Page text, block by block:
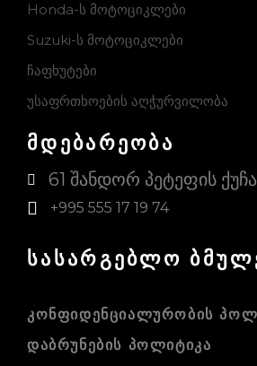
Honda-ს მოტოციკლები
Suzuki-ს მოტოციკლები
ჩაფხუტები
უსაფრთხოების აღჭურვილობა
მდებარეობა
61 შანდორ პეტეფის ქუჩა
+995 555 17 19 74
სასარგებლო
ᲙᲝᲜᲤᲘᲓᲔᲜᲪᲘᲐᲚᲣᲠᲝᲑᲘᲡ
ᲓᲐᲑᲠᲣᲜᲔᲑᲘᲡ ᲞᲝᲚᲘᲢᲘᲙᲐ